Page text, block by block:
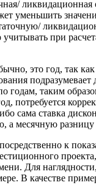
ликвидационная
уменьшить
учитывать при
это год, так
подразумевает
годам, таким
потребуется
сама ставка
а месячную разницу
к
Для
В качестве